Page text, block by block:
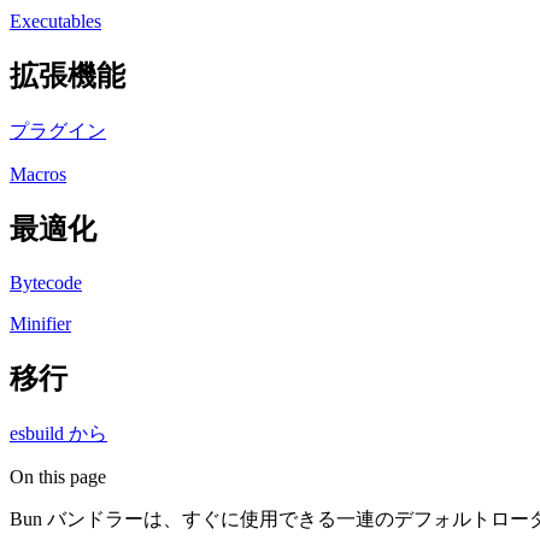
Executables
拡張機能
プラグイン
Macros
最適化
Bytecode
Minifier
移行
esbuild から
On this page
Bun バンドラーは、すぐに使用できる一連のデフォルトロー